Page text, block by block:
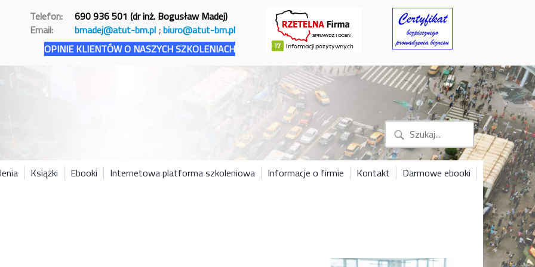
Telefon:
690 936 501 (dr inż. Bogusław Madej)
Email: bmadej@atut-bm.pl;biuro@atut-bm.pl
OPINIE KLIENTÓW O NASZYCH SZKOLENIACH
Książki Ebooki Internetowa platforma szkoleniowa Informacje o firmie Kontakt Darmowe ebooki